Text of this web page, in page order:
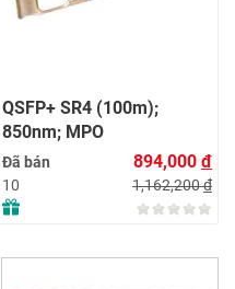
QSFP+ SR4 (100m);
850nm; MPO
Đã bán
10
894,000 đ
1,162,200đ